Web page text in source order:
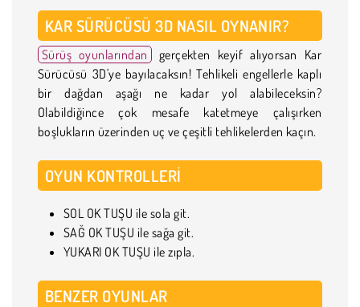
KAR SÜRÜCÜSÜ 3D NASIL OYNANIR?
Sürüş oyunlarından gerçekten keyif alıyorsan Kar
Sürücüsü 3D'ye bayılacaksın! Tehlikeli engellerle kaplı
bir dağdan aşağı ne kadar yol alabileceksin?
Olabildiğince çok mesafe katetmeye çalışırken
boşlukların üzerinden uç ve çeşitli tehlikelerden kaçın.
OYUN KONTROLLERI
SOL OK TUŞU ile sola git.
SAĞ OK TUŞU ile sağa git.
YUKARI OK TUŞU ile zıpla.
BENZER OYUNLAR